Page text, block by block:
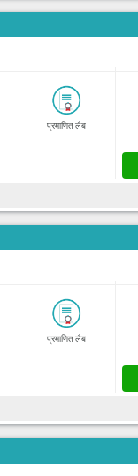
प्रमाणित लैब
प्रमाणित लैब